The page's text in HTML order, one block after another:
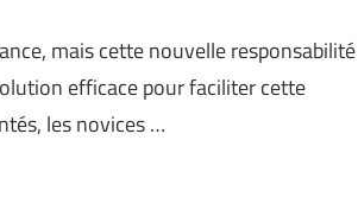
mais cette nouvelle responsabilité
efficace pour faciliter cette
les novices …